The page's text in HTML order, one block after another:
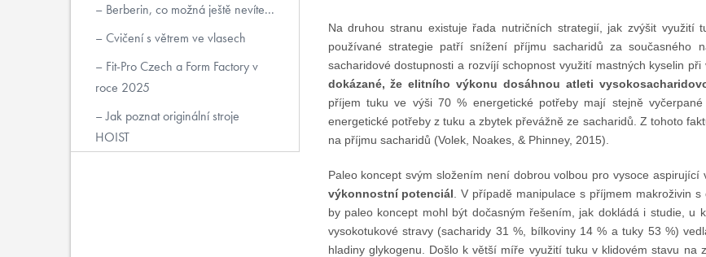
Na druhou stranu existuje řada nutričních strategií, jak zvýšit využití
používané strategie patří snížení příjmu sacharidů za
sacharidové dostupnosti a rozvíjí schopnost využití mastných kyselin
dokázané, že elitního výkonu dosáhnou atleti
příjem tuku ve výši 70 % energetické potřeby mají stejně
energetické potřeby z tuku a zbytek převážně ze sacharidů. Z tohoto
na příjmu sacharidů (Volek, Noakes, & Phinney, 2015).
Paleo koncept svým složením není dobrou volbou pro vysoce aspirující
výkonnostní potenciál . V případě manipulace s příjmem makroživin
by paleo koncept mohl být dočasným řešením, jak dokládá i studie, u
vysokotukové stravy (sacharidy 31 %, bílkoviny 14 % a tuky 53 %)
hladiny glykogenu. Došlo k větší míře využití tuku v klidovém stavu
Berberin, co možná ještě nevíte...
Cvičení s větrem ve vlasech
Fit-Pro Czech a Form Factory v
roce 2025
Jak poznat originální stroje
HOIST